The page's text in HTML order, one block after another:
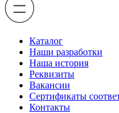
Каталог
Наши разработки
Наша история
Реквизиты
Вакансии
Сертификаты
Контакты